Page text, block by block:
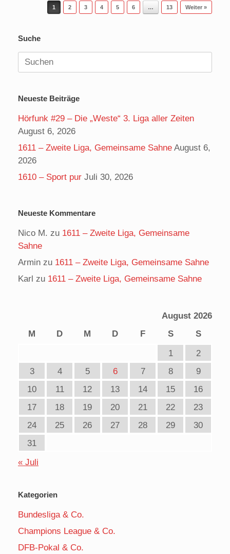
Beitragsnavigation
1 2 3 4 5 6 … 13 Weiter »
Suche
Suchen
nach:
Neueste Beiträge
Hörfunk #29 – Die „Weste“ 3. Liga aller Zeiten
August 6, 2026
1611 – Zweite Liga, Gemeinsame Sahne August 6,
2026
1610 – Sport pur Juli 30, 2026
Neueste Kommentare
Nico M. zu 1611 – Zweite Liga, Gemeinsame
Sahne
Armin zu 1611 – Zweite Liga, Gemeinsame Sahne
Karl zu 1611 – Zweite Liga, Gemeinsame Sahne
August 2026
M
D M D F S
S
1
2
3
4 5 6 7 8
9
10
11 12 13 14 15
16
17
18 19 20 21 22
23
24
25 26 27 28 29
30
31
« Juli
Kategorien
Bundesliga & Co.
Champions League & Co.
DFB-Pokal & Co.